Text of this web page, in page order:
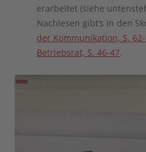
erarbeitet (siehe
Nachlesen gibt’s in den
der Kommunikation, S.
Betriebsrat, S. 46-47.